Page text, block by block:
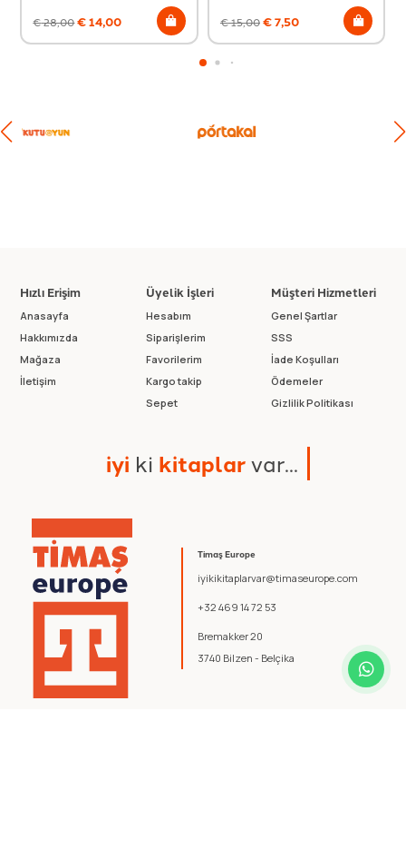
€28,00€14,00 €15,00€7,50
Timaş Europe
iyikikitaplarvar@timaseurope.com
+32 469 14 72 53
Bremakker 20
3740 Bilzen - Belçika
Hızlı Erişim
Anasayfa
Hakkımızda
Mağaza
İletişim
Üyelik İşleri
Hesabım
Siparişlerim
Favorilerim
Kargo takip
Sepet
Müşteri Hizmetleri
Genel Şartlar
SSS
İade Koşulları
Ödemeler
Gizlilik Politikası
iyi ki kitaplarvar...